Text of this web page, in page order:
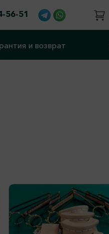
56-51
и возврат